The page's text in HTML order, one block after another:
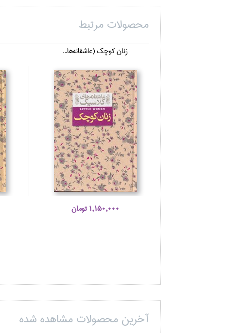
محصولات مرتبط
زنان كوچك (عاشقانه‌ها...
1,150,000 تومان
آخرین محصولات مشاهده شده